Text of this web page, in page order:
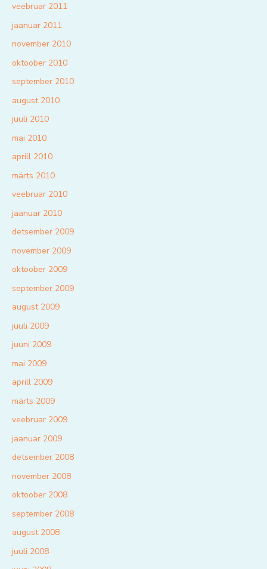
veebruar 2011
jaanuar 2011
november 2010
oktoober 2010
september 2010
august 2010
juuli 2010
mai 2010
aprill 2010
märts 2010
veebruar 2010
jaanuar 2010
detsember 2009
november 2009
oktoober 2009
september 2009
august 2009
juuli 2009
juuni 2009
mai 2009
aprill 2009
märts 2009
veebruar 2009
jaanuar 2009
detsember 2008
november 2008
oktoober 2008
september 2008
august 2008
juuli 2008